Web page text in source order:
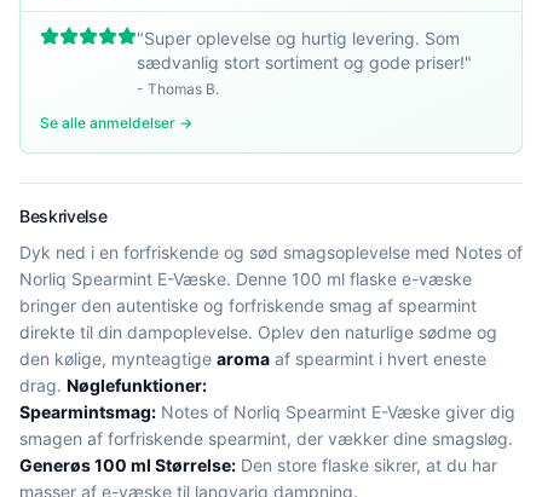
"Super oplevelse og hurtig levering. Som
sædvanlig stort sortiment og gode priser!"
- Thomas B.
Se alle anmeldelser →
Beskrivelse
Dyk ned i en forfriskende og sød smagsoplevelse med Notes of
Norliq Spearmint E-Væske. Denne 100 ml flaske e-væske
bringer den autentiske og forfriskende smag af spearmint
direkte til din dampoplevelse. Oplev den naturlige sødme og
den kølige, mynteagtige aroma af spearmint i hvert eneste
drag. Nøglefunktioner:
Spearmintsmag: Notes of Norliq Spearmint E-Væske giver dig
smagen af forfriskende spearmint, der vækker dine smagsløg.
Generøs 100 ml Størrelse: Den store flaske sikrer, at du har
masser af e-væske til langvarig dampning.